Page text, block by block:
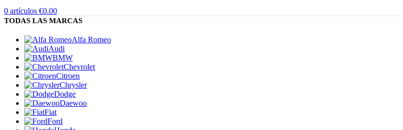
0 artículos €0.00
TODAS LAS MARCAS
Alfa Romeo
Audi
BMW
Chevrolet
Citroen
Chrysler
Dodge
Daewoo
Fiat
Ford